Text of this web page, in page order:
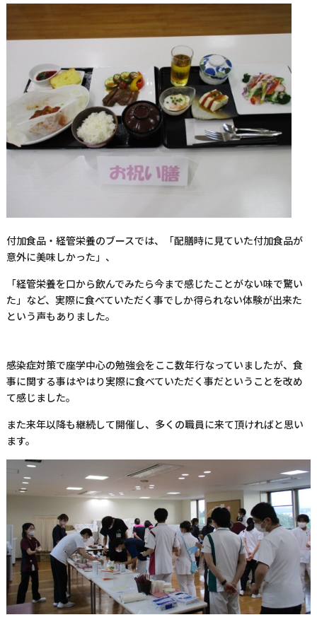
付加食品・経管栄養のブースでは、「配膳時に見ていた付加食品が
意外に美味しかった」、
「経管栄養を口から飲んでみたら今まで感じたことがない味で驚い
た」など、実際に食べていただく事でしか得られない体験が出来た
という声もありました。
感染症対策で座学中心の勉強会をここ数年行なっていましたが、食
事に関する事はやはり実際に食べていただく事だということを改め
て感じました。
また来年以降も継続して開催し、多くの職員に来て頂ければと思い
ます。